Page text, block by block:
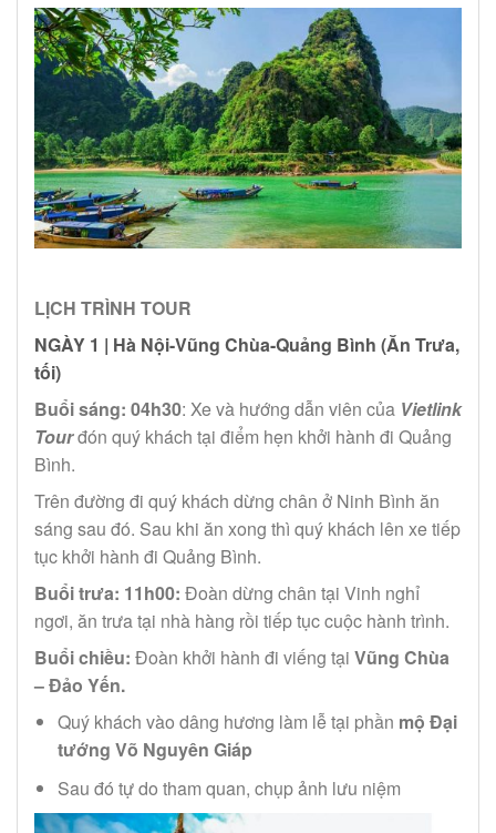
LỊCH TRÌNH TOUR
NGÀY 1 | Hà Nội-Vũng Chùa-Quảng Bình (Ăn Trưa,
tối)
Buổi sáng: 04h30: Xe và hướng dẫn viên của Vietlink
Tourđón quý khách tại điểm hẹn khởi hành đi Quảng
Bình.
Trên đường đi quý khách dừng chân ở Ninh Bình ăn
sáng sau đó. Sau khi ăn xong thì quý khách lên xe tiếp
tục khởi hành đi Quảng Bình.
Buổi trưa: 11h00: Đoàn dừng chân tại Vinh nghỉ
ngơi, ăn trưa tại nhà hàng rồi tiếp tục cuộc hành trình.
Buổi chiều: Đoàn khởi hành đi viếng tại Vũng Chùa
– Đảo Yến.
Quý khách vào dâng hương làm lễ tại phần mộ Đại
tướng Võ Nguyên Giáp
Sau đó tự do tham quan, chụp ảnh lưu niệm